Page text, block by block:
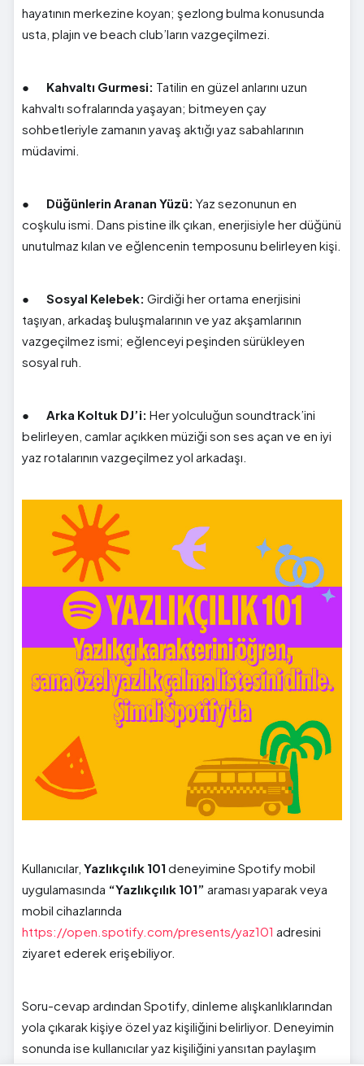
hayatının merkezine koyan; şezlong bulma konusunda
usta, plajın ve beach club’ların vazgeçilmezi.
● Kahvaltı Gurmesi: Tatilin en güzel anlarını uzun
kahvaltı sofralarında yaşayan; bitmeyen çay
sohbetleriyle zamanın yavaş aktığı yaz sabahlarının
müdavimi.
● Düğünlerin Aranan Yüzü: Yaz sezonunun en
coşkulu ismi. Dans pistine ilk çıkan, enerjisiyle her düğünü
unutulmaz kılan ve eğlencenin temposunu belirleyen kişi.
● Sosyal Kelebek: Girdiği her ortama enerjisini
taşıyan, arkadaş buluşmalarının ve yaz akşamlarının
vazgeçilmez ismi; eğlenceyi peşinden sürükleyen
sosyal ruh.
● Arka Koltuk DJ’i: Her yolculuğun soundtrack’ini
belirleyen, camlar açıkken müziği son ses açan ve en iyi
yaz rotalarının vazgeçilmez yol arkadaşı.
Kullanıcılar, Yazlıkçılık 101 deneyimine Spotify mobil
uygulamasında “Yazlıkçılık 101” araması yaparak veya
mobil cihazlarında
https://open.spotify.com/presents/yaz101 adresini
ziyaret ederek erişebiliyor.
Soru-cevap ardından Spotify, dinleme alışkanlıklarından
yola çıkarak kişiye özel yaz kişiliğini belirliyor. Deneyimin
sonunda ise kullanıcılar yaz kişiliğini yansıtan paylaşım